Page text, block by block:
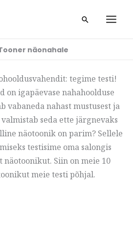
Otsi
näonahale
tegime testi!
on igapäevase nahahoolduse
vabaneda nahast mustusest ja
seda ette järgnevaks
näotoonik on parim? Sellele
testisime oma salongis
Siin on meie 10
meie testi põhjal.